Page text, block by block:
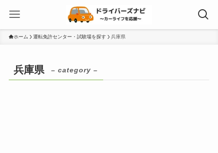
ホーム 運転免許センター・試験場を探す 兵庫県
兵庫県 – category –